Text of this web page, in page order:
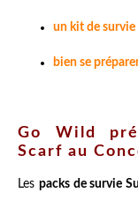
un kit de survie
bien se
Go Wild
Scarf au
Les packs de survie